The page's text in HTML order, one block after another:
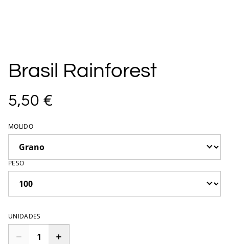
Brasil Rainforest
5,50 €
MOLIDO
PESO
UNIDADES